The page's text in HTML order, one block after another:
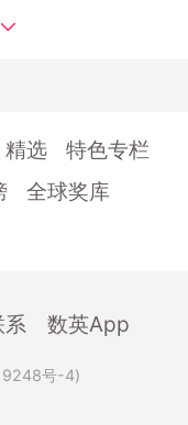
精选
特色专栏
全球奖库
系 数英App
号-4)